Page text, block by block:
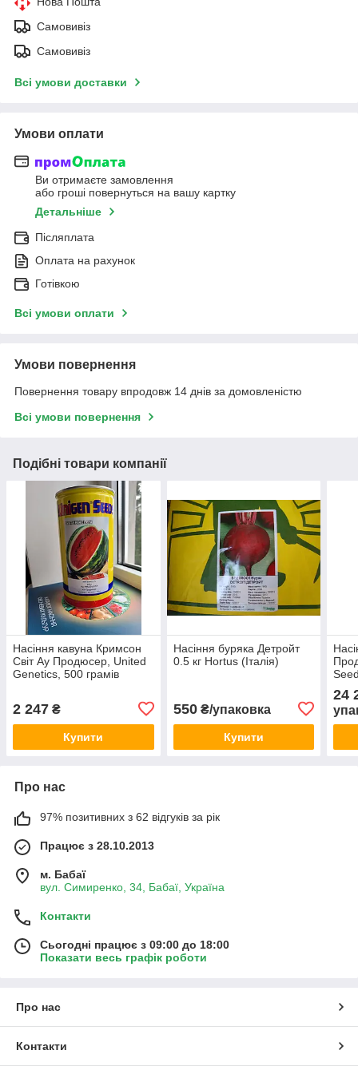
Самовивіз
Самовивіз
Всі умови доставки
Умови оплати
Ви отримаєте замовлення
або гроші повернуться на вашу картку
Детальніше
Післяплата
Оплата на рахунок
Готівкою
Всі умови оплати
Умови повернення
Повернення товару впродовж 14 днів за домовленістю
Всі умови повернення
Подібні товари компанії
Насіння кавуна Кримсон
Світ Ау Продюсер, United
Genetics, 500 грамів
2 247 ₴
Купити
Насіння буряка Детройт
0.5 кг Hortus (Італія)
550₴/упаковка
Купити
24
Про нас
97% позитивних з 62 відгуків за рік
Працює з 28.10.2013
м. Бабаї
вул. Симиренко, 34, Бабаї, Україна
Контакти
Сьогодні працює з 09:00 до 18:00
Показати весь графік роботи
Про нас
Контакти